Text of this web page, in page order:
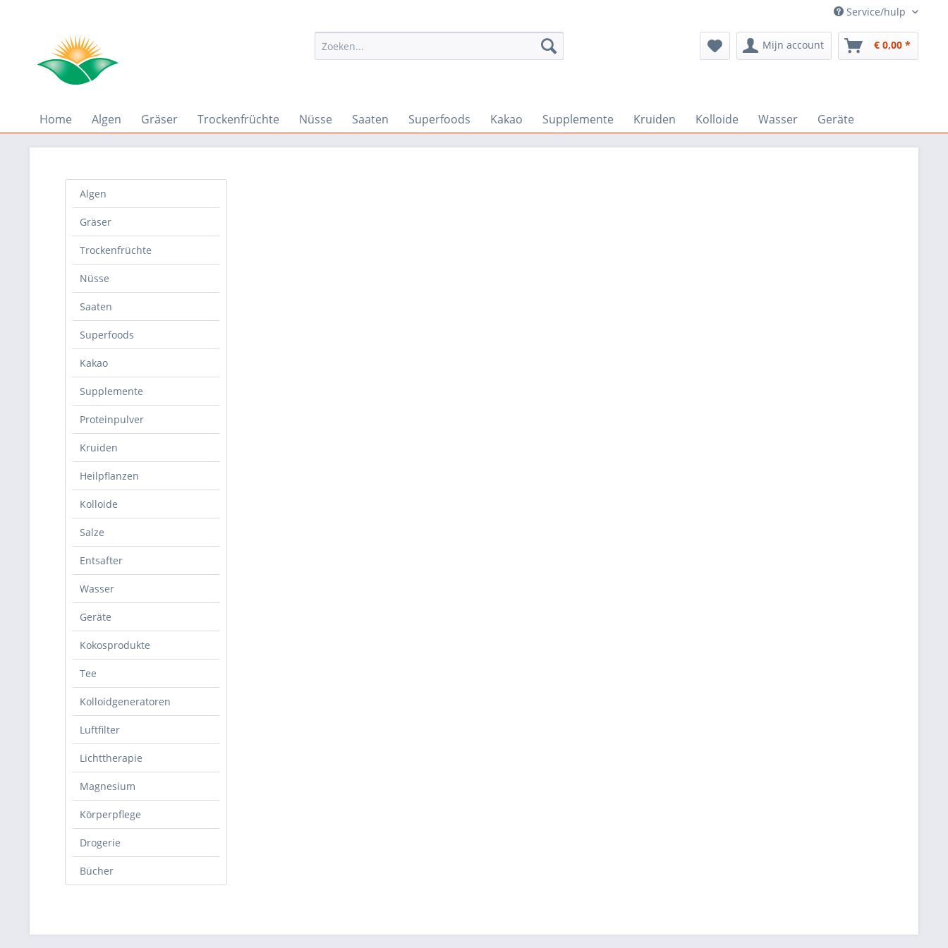
Service/hulp
Mijn account € 0,00 *
Home Algen Gräser Trockenfrüchte Nüsse Saaten Superfoods Kakao Supplemente Kruiden Kolloide Wasser Geräte
Algen
Gräser
Trockenfrüchte
Nüsse
Saaten
Superfoods
Kakao
Supplemente
Proteinpulver
Kruiden
Heilpflanzen
Kolloide
Salze
Entsafter
Wasser
Geräte
Kokosprodukte
Tee
Kolloidgeneratoren
Luftfilter
Lichttherapie
Magnesium
Körperpflege
Drogerie
Bücher